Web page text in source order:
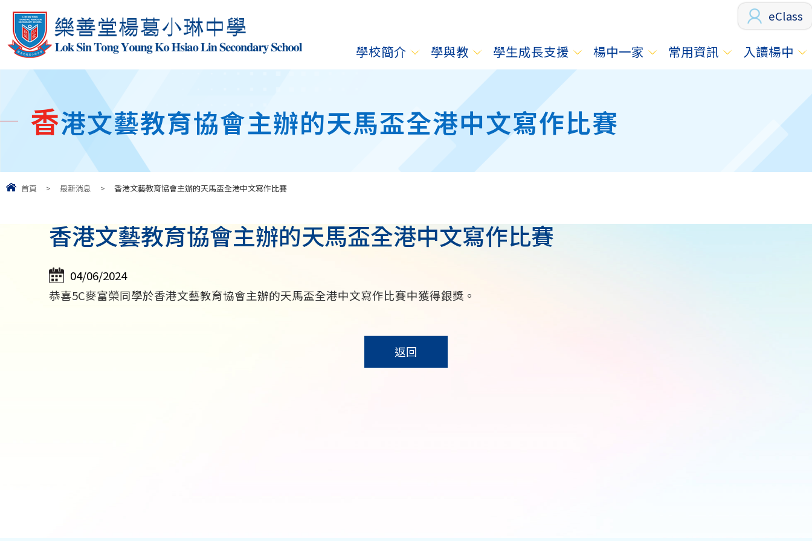
eClass
學校簡介 學與教 學生成長支援 楊中一家 常用資訊 入讀楊中
香港文藝教育協會主辦的天馬盃全港中文寫作比賽
首頁 > 最新消息 > 香港文藝教育協會主辦的天馬盃全港中文寫作比賽
香港文藝教育協會主辦的天馬盃全港中文寫作比賽
04/06/2024
恭喜5C麥富榮同學於香港文藝教育協會主辦的天馬盃全港中文寫作比賽中獲得銀獎。
返回